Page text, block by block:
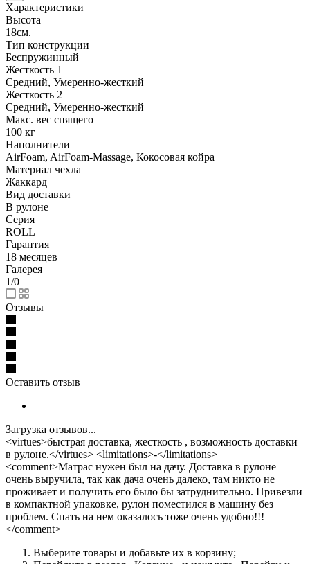
Характеристики
Высота
18см.
Тип конструкции
Беспружинный
Жесткость 1
Средний, Умеренно-жесткий
Жесткость 2
Средний, Умеренно-жесткий
Макс. вес спящего
100 кг
Наполнители
AirFoam, AirFoam-Massage, Кокосовая койра
Материал чехла
Жаккард
Вид доставки
В рулоне
Серия
ROLL
Гарантия
18 месяцев
Галерея
1/0 —
Отзывы
Оставить отзыв
Загрузка отзывов...
<virtues>быстрая доставка, жесткость , возможность доставки
в рулоне.</virtues> <limitations>-</limitations>
<comment>Матрас нужен был на дачу. Доставка в рулоне
очень выручила, так как дача очень далеко, там никто не
проживает и получить его было бы затруднительно. Привезли
в компактной упаковке, рулон поместился в машину без
проблем. Спать на нем оказалось тоже очень удобно!!!
</comment>
Выберите товары и добавьте их в корзину;